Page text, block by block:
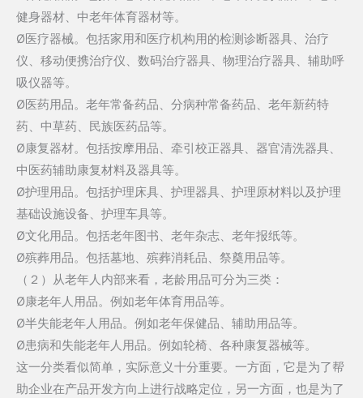
健身器材、中老年体育器材等。
Ø医疗器械。包括家用和医疗机构用的检测诊断器具、治疗
仪、移动便携治疗仪、数码治疗器具、物理治疗器具、辅助呼
吸仪器等。
Ø医药用品。老年常备药品、分病种常备药品、老年新药特
药、中草药、民族医药品等。
Ø康复器材。包括按摩用品、牵引校正器具、器官清洗器具、
中医药辅助康复材料及器具等。
Ø护理用品。包括护理床具、护理器具、护理原材料以及护理
基础设施设备、护理车具等。
Ø文化用品。包括老年图书、老年杂志、老年报纸等。
Ø殡葬用品。包括墓地、殡葬消耗品、祭奠用品等。
（２）从老年人内部来看，老龄用品可分为三类：
Ø康老年人用品。例如老年体育用品等。
Ø半失能老年人用品。例如老年保健品、辅助用品等。
Ø患病和失能老年人用品。例如轮椅、各种康复器械等。
这一分类看似简单，实际意义十分重要。一方面，它是为了帮
助企业在产品开发方向上进行战略定位，另一方面，也是为了